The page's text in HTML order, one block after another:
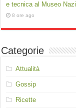
e tecnica al Museo
8 ore ago
Categorie
Attualità
Gossip
Ricette